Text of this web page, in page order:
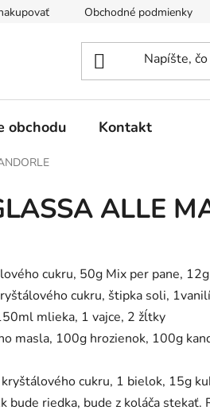
Obchodné podmienky
obchodu Kontakt
ALLE
cukru, 50g Mix per pane,
cukru, štipka soli,
mlieka, 1 vajce, 2 žĺtky
masla, 100g hrozienok, 100g
cukru, 1 bielok, 15g
bude riedka, bude z koláča stekať.